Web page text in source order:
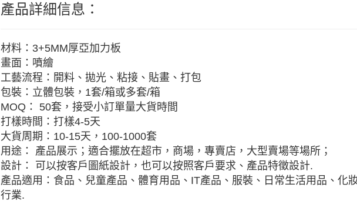
產品詳細信息：
材料：3+5MM厚亞加力板
畫面：噴繪
工藝流程：開料、拋光、粘接、貼畫、打包
包裝：立體包裝，1套/箱或多套/箱
MOQ： 50套，接受小訂單量大貨時間
打樣時間：打樣4-5天
大貨周期：10-15天，100-1000套
用途： 產品展示；適合擺放在超市，商場，專賣店，大型賣場等場所；
設計： 可以按客戶圖紙設計，也可以按照客戶要求、產品特徵設計.
產品適用：食品、兒童產品、體育用品、IT產品、服裝、日常生活用品、化
行業.